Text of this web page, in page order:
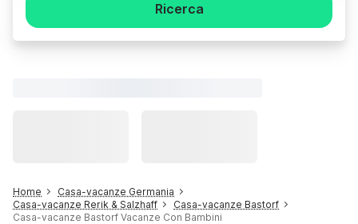
Ricerca
Home
Casa-vacanze Germania
Casa-vacanze Rerik & Salzhaff
Casa-vacanze Bastorf
Casa-vacanze Bastorf Vacanze Con Bambini